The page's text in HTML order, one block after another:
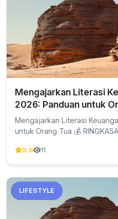
Mengajarkan Literasi
2026: Panduan untuk
Mengajarkan Literasi
untuk Orang Tua 💰
9.6 11
LIFESTYLE